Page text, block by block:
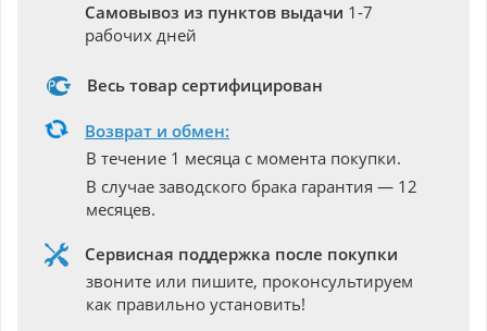
Самовывоз из пунктов выдачи 1-7
рабочих дней
Весь товар сертифицирован
Возврат и обмен:
В течение 1 месяца с момента покупки.
В случае заводского брака гарантия — 12
месяцев.
Сервисная поддержка после покупки
звоните или пишите, проконсультируем
как правильно установить!